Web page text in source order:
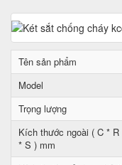
Tên sản phẩm
Model
Trọng lượng
Kích thước ngoài ( C * R
* S ) mm